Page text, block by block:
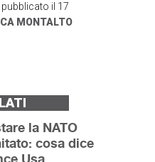
pubblicato il 17
MONTALTO
la NATO
cosa dice
Usa